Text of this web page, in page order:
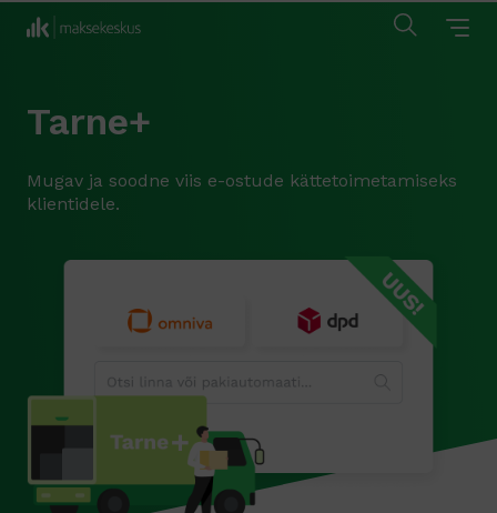
Tarne+
Mugav ja soodne viis e-ostude kättetoimetamiseks
klientidele.